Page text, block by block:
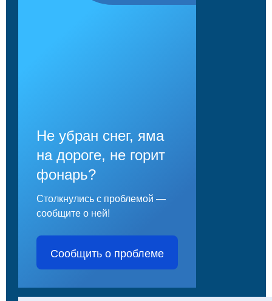
Не убран снег, яма
на дороге, не горит
фонарь?
Столкнулись с проблемой —
сообщите о ней!
Сообщить о проблеме